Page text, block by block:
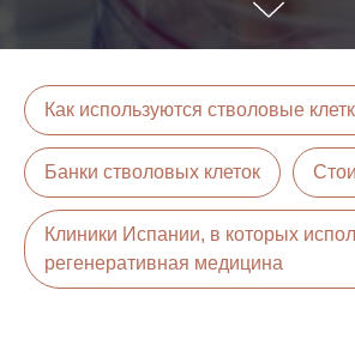
Как используются стволовые
Банки стволовых клеток
Клиники Испании, в которых
регенеративная медицина